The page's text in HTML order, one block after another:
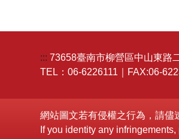
::: 73658臺南市柳營區中山東路
TEL：06-6226111｜FAX:06-
網站圖文若有侵權之行為，請儘
If you identity any